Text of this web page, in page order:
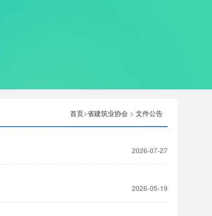
首页>省建筑业协会 > 文件公告
2026-07-27
2026-05-19